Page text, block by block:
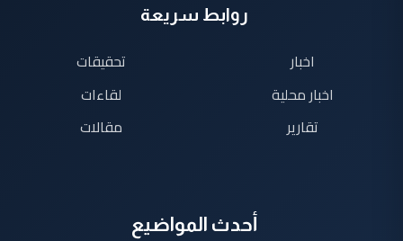
روابط سريعة
اخبار
اخبار محلية
تقارير
تحقيقات
لقاءات
مقالات
أحدث المواضيع